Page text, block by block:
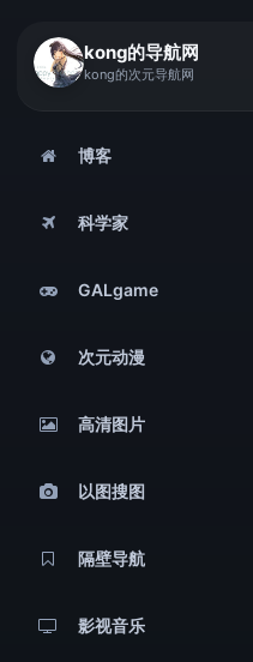
kong的导航网
kong的次元导航网
博客
科学家
GALgame
次元动漫
高清图片
以图搜图
隔壁导航
影视音乐